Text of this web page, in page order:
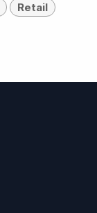
Retail